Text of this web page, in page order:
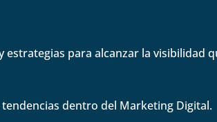
estrategias para alcanzar la visibilidad
dentro del Marketing Digital.